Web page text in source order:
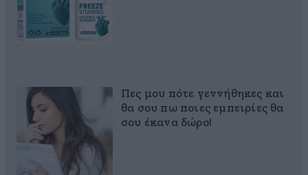
Πες μου πότε γεννήθηκες και
θα σου πω ποιες εμπειρίες θα
σου έκανα δώρο!